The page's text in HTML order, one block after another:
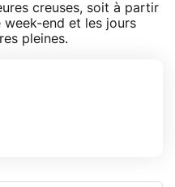
creuses, soit à partir
week-end et les jours
pleines.